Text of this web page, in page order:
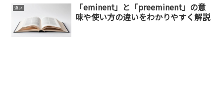
違い
「eminent」と「preeminent」の意
味や使い方の違いをわかりやすく解説